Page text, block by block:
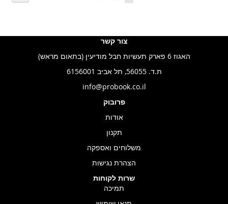
page
צור קשר
האגוז 6 פארק תעשיות חבל מודיעין (בתאום מראש)
ת.ד. 56055, תל אביב 6156001
info@probook.co.il
פרובוק
אודות
תקנון
משלוחים ואספקה
הצהרת נגישות
שרות לקוחות
תמיכה